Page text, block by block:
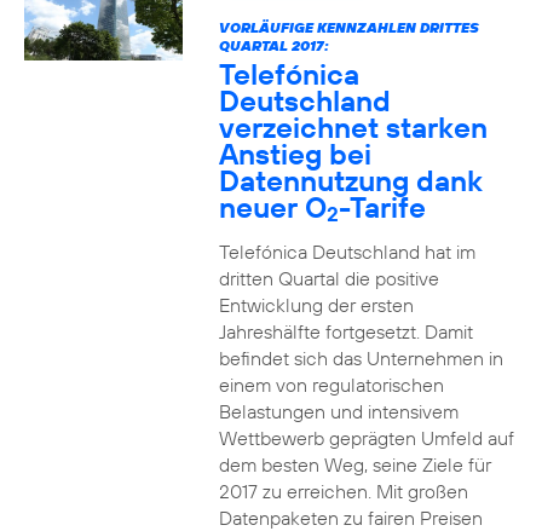
VORLÄUFIGE KENNZAHLEN DRITTES
QUARTAL 2017:
Telefónica
Deutschland
verzeichnet starken
Anstieg bei
Datennutzung dank
neuer O2-Tarife
Telefónica Deutschland hat im
dritten Quartal die positive
Entwicklung der ersten
Jahreshälfte fortgesetzt. Damit
befindet sich das Unternehmen in
einem von regulatorischen
Belastungen und intensivem
Wettbewerb geprägten Umfeld auf
dem besten Weg, seine Ziele für
2017 zu erreichen. Mit großen
Datenpaketen zu fairen Preisen